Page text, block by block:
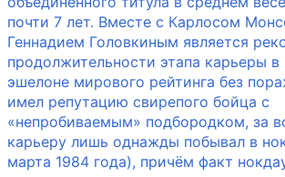
почти 7 лет. Вместе с Карлосом
Геннадием Головкиным является
продолжительности этапа карьеры
эшелоне мирового рейтинга без
имел репутацию свирепого бойца с
«непробиваемым» подбородком, за
карьеру лишь однажды побывал в
марта 1984 года), причём факт